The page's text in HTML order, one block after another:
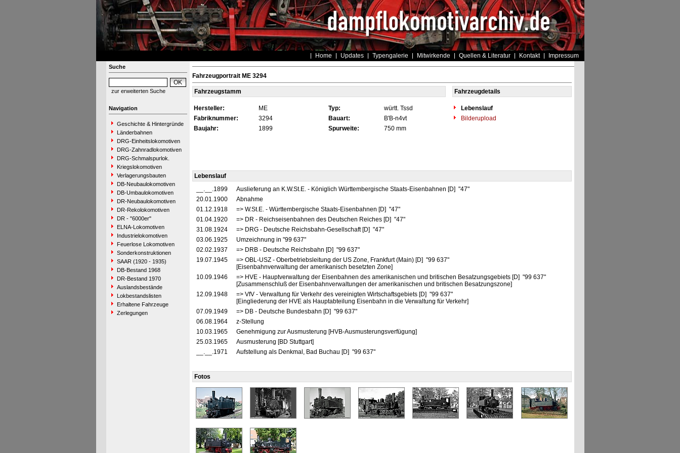
Home Updates Typengalerie Mitwirkende Quellen & Literatur Kontakt Impressum
Suche
zur erweiterten Suche
Navigation
Geschichte & Hintergründe
Länderbahnen
DRG-Einheitslokomotiven
DRG-Zahnradlokomotiven
DRG-Schmalspurlok.
Kriegslokomotiven
Verlagerungsbauten
DB-Neubaulokomotiven
DB-Umbaulokomotiven
DR-Neubaulokomotiven
DR-Rekolokomotiven
DR - "6000er"
ELNA-Lokomotiven
Industrielokomotiven
Feuerlose Lokomotiven
Sonderkonstruktionen
SAAR (1920 - 1935)
DB-Bestand 1968
DR-Bestand 1970
Auslandsbestände
Lokbestandslisten
Erhaltene Fahrzeuge
Zerlegungen
Fahrzeugportrait ME 3294
Fahrzeugstamm Fahrzeugdetails
Hersteller: ME Typ: württ. Tssd
Lebenslauf
Fabriknummer:
3294 Bauart: B'B-n4vt
Bilderupload
Baujahr:
1899 Spurweite: 750 mm
Lebenslauf
__.__.1899
Auslieferung an K.W.St.E. - Königlich Württembergische Staats-Eisenbahnen [D] "47"
20.01.1900
Abnahme
01.12.1918
=> W.St.E. - Württembergische Staats-Eisenbahnen [D] "47"
01.04.1920
=> DR - Reichseisenbahnen des Deutschen Reiches [D] "47"
31.08.1924
=> DRG - Deutsche Reichsbahn-Gesellschaft [D] "47"
03.06.1925
Umzeichnung in "99 637"
02.02.1937
=> DRB - Deutsche Reichsbahn [D] "99 637"
19.07.1945
=> OBL-USZ - Oberbetriebsleitung der US Zone, Frankfurt (Main) [D] "99 637"
[Eisenbahnverwaltung der amerikanisch besetzten Zone]
10.09.1946
=> HVE - Hauptverwaltung der Eisenbahnen des amerikanischen und britischen Besatzungsgebiets [D] "99 637"
[Zusammenschluß der Eisenbahnverwaltungen der amerikanischen und britischen Besatzungszone]
12.09.1948
=> VfV - Verwaltung für Verkehr des vereinigten Wirtschaftsgebiets [D] "99 637"
[Eingliederung der HVE als Hauptabteilung Eisenbahn in die Verwaltung für Verkehr]
07.09.1949
=> DB - Deutsche Bundesbahn [D] "99 637"
06.08.1964
z-Stellung
10.03.1965
Genehmigung zur Ausmusterung [HVB-Ausmusterungsverfügung]
25.03.1965
Ausmusterung [BD Stuttgart]
__.__.1971
Aufstellung als Denkmal, Bad Buchau [D] "99 637"
Fotos